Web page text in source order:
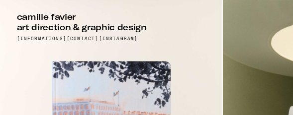
camille favier
art direction & graphic design
[INFORMATIONS] [CONTACT] [INSTAGRAM]